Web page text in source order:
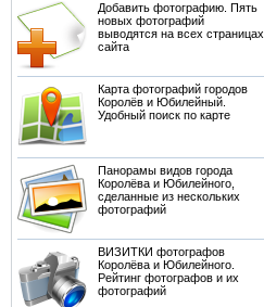
Добавить фотографию. Пять
новых фотографий
выводятся на всех страницах
сайта
Карта фотографий городов
Королёв и Юбилейный.
Удобный поиск по карте
Панорамы видов города
Королёва и Юбилейного,
сделанные из нескольких
фотографий
ВИЗИТКИ фотографов
Королёва и Юбилейного.
Рейтинг фотографов и их
фотографий